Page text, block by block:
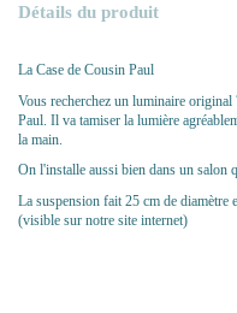
Détails du produit
La Case de Cousin Paul
Vous recherchez un luminaire
Paul. Il va tamiser la lumière
la main.
On l'installe aussi bien dans un salon
La suspension fait 25 cm de diamètre
(visible sur notre site internet)